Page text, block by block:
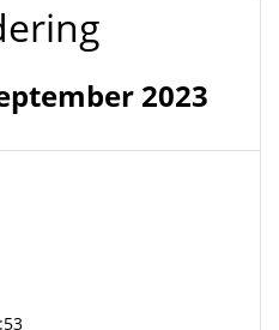
2023